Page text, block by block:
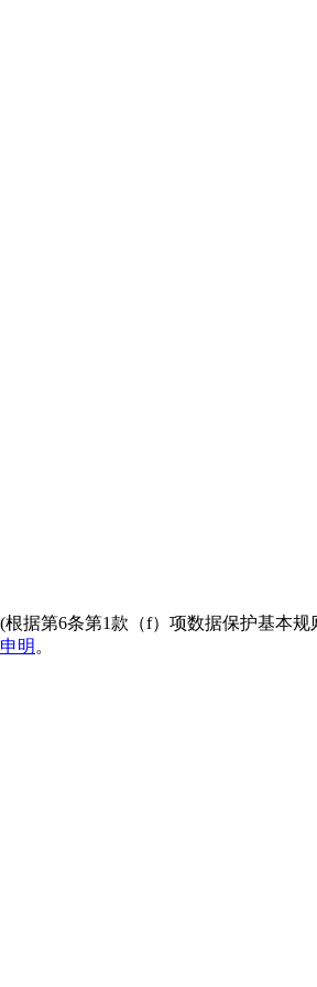
据第6条第1款（f）项数据保护基本
明。